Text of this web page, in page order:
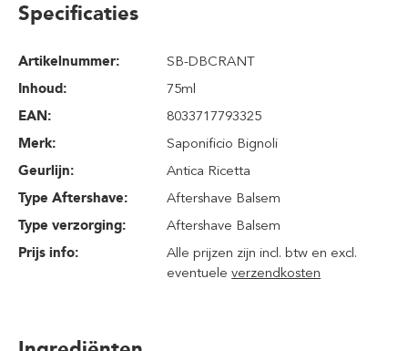
Specificaties
Artikelnummer:
SB-DBCRANT
Inhoud:
75ml
EAN:
8033717793325
Merk:
Saponificio Bignoli
Geurlijn:
Antica Ricetta
Type Aftershave:
Aftershave Balsem
Type verzorging:
Aftershave Balsem
Prijs info:
Alle prijzen zijn incl. btw en excl.
eventueleverzendkosten